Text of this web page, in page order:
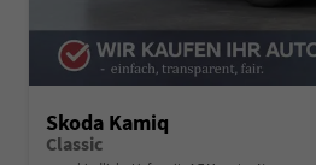
Skoda Kamiq
Classic